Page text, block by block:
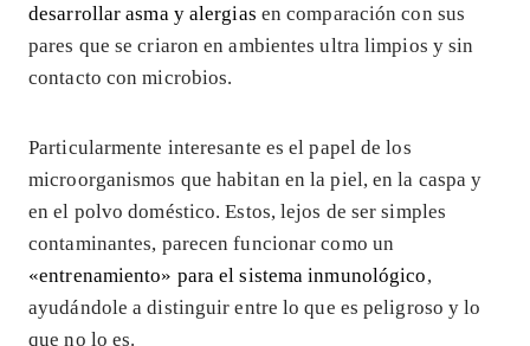
desarrollar asma y alergias en comparación con sus
pares que se criaron en ambientes ultra limpios y sin
contacto con microbios.
Particularmente interesante es el papel de los
microorganismos que habitan en la piel, en la caspa y
en el polvo doméstico. Estos, lejos de ser simples
contaminantes, parecen funcionar como un
«entrenamiento» para el sistema inmunológico,
ayudándole a distinguir entre lo que es peligroso y lo
que no lo es.